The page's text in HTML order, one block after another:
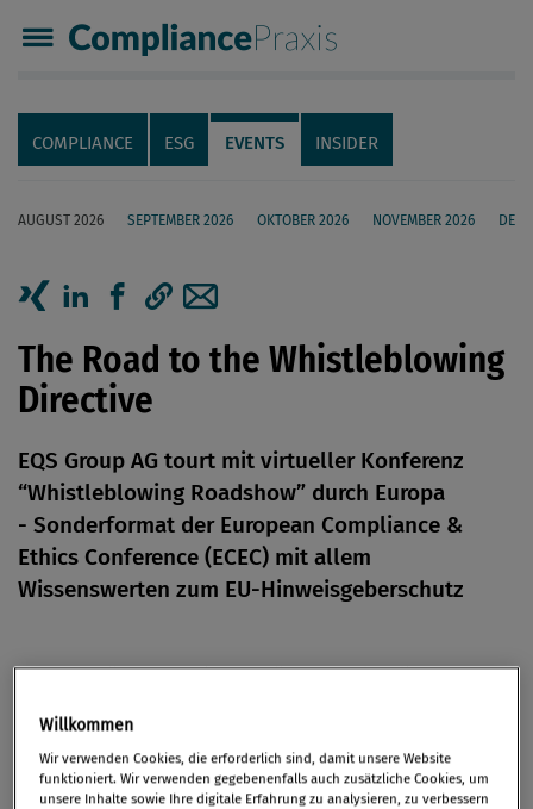
Compliance Praxis
Servicenavigation
Navigation
COMPLIANCE ESG EVENTS INSIDER
AUGUST 2026 SEPTEMBER 2026 OKTOBER 2026 NOVEMBER 2026
Seiteninhalt
Artikel auf linkedIn teilen
Artikel auf Facebook teilen
Artikellink kopieren
Artikel per Mail teilen
The Road to the Whistleblowing
Directive
EQS Group AG tourt mit virtueller Konferenz
“Whistleblowing Roadshow” durch Europa
- Sonderformat der European Compliance &
Ethics Conference (ECEC) mit allem
Wissenswerten zum EU-Hinweisgeberschutz
Von 16. März 2021 bis 25. März 2021 / online
Die EQS Group AG, ein globales RegTech, veranstaltet
Willkommen
Wir verwenden Cookies, die erforderlich sind, damit unsere Website
funktioniert. Wir verwenden gegebenenfalls auch zusätzliche Cookies, um
unsere Inhalte sowie Ihre digitale Erfahrung zu analysieren, zu verbessern